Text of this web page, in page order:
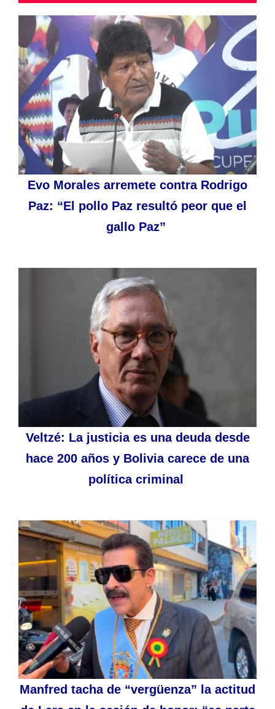
Evo Morales arremete contra Rodrigo
Paz: “El pollo Paz resultó peor que el
gallo Paz”
Veltzé: La justicia es una deuda desde
hace 200 años y Bolivia carece de una
política criminal
Manfred tacha de “vergüenza” la actitud